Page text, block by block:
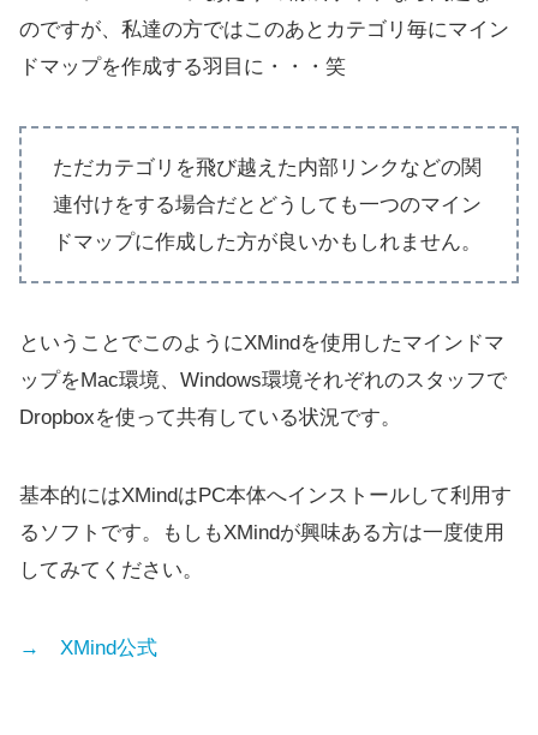
のですが、私達の方ではこのあとカテゴリ毎にマイン
ドマップを作成する羽目に・・・笑
ただカテゴリを飛び越えた内部リンクなどの関
連付けをする場合だとどうしても一つのマイン
ドマップに作成した方が良いかもしれません。
ということでこのようにXMindを使用したマインドマ
ップをMac環境、Windows環境それぞれのスタッフで
Dropboxを使って共有している状況です。
基本的にはXMindはPC本体へインストールして利用す
るソフトです。もしもXMindが興味ある方は一度使用
してみてください。
→ XMind公式